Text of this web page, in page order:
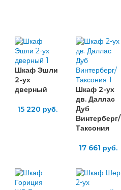
Шкаф Эшли
2-ух
дверный
15 220 руб.
Шкаф 2-ух
дв. Даллас
Дуб
Винтерберг/
Таксония
17 661 руб.